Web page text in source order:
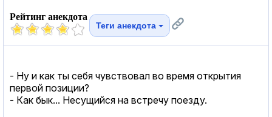
Рейтинг анекдота
Теги анекдота
- Hу и как ты себя чувствовал во время открытия
первой позиции?
- Как бык... Несущийся на встречу поезду.